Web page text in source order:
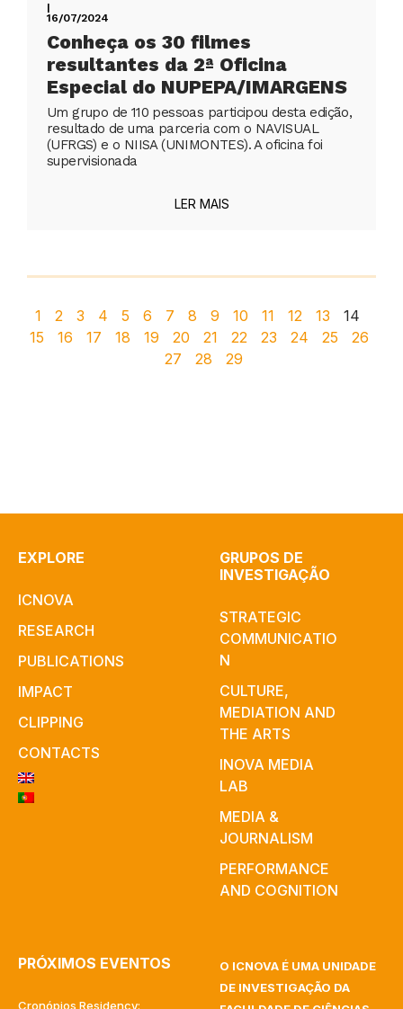
|
16/07/2024
Conheça os 30 filmes
resultantes da 2ª Oficina
Especial do NUPEPA/IMARGENS
Um grupo de 110 pessoas participou desta edição,
resultado de uma parceria com o NAVISUAL
(UFRGS) e o NIISA (UNIMONTES). A oficina foi
supervisionada
LER MAIS
1 2 3 4 5 6 7 8 9 10 11 12 13
14
15
16 17 18 19 20 21 22 23 24 25
26
27
28 29
EXPLORE
ICNOVA
RESEARCH
PUBLICATIONS
IMPACT
CLIPPING
CONTACTS
GRUPOS DE
INVESTIGAÇÃO
STRATEGIC
COMMUNICATIO
N
CULTURE,
MEDIATION AND
THE ARTS
INOVA MEDIA
LAB
MEDIA &
JOURNALISM
PERFORMANCE
AND COGNITION
PRÓXIMOS EVENTOS
Cronópios Residency:
O ICNOVA É UMA UNIDADE
DE INVESTIGAÇÃO DA